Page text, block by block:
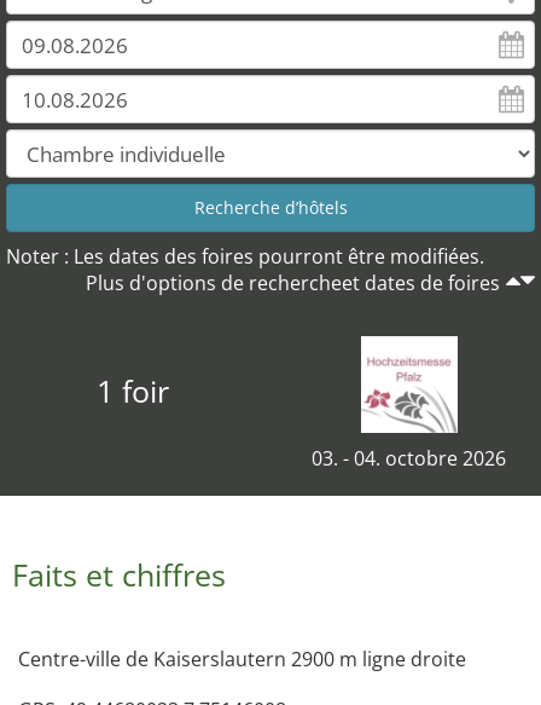
Noter : Les dates des foires pourront être modifiées.
Plus d'options de rechercheet dates de foires
1 foir
03. - 04. octobre 2026
Faits et chiffres
Centre-ville de Kaiserslautern 2900 m ligne droite